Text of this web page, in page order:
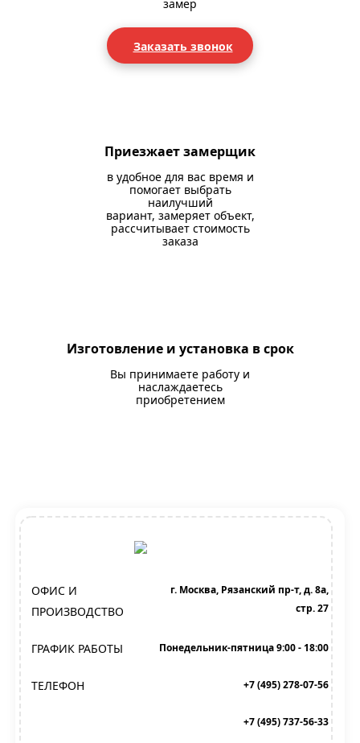
замер
Заказать звонок
Приезжает замерщик
в удобное для вас время и
помогает выбрать
наилучший
вариант, замеряет объект,
рассчитывает стоимость
заказа
Изготовление и установка в срок
Вы принимаете работу и
наслаждаетесь
приобретением
ОФИС И
ПРОИЗВОДСТВО
г. Москва, Рязанский пр-т, д. 8а,
стр. 27
ГРАФИК РАБОТЫ Понедельник-пятница 9:00 - 18:00
ТЕЛЕФОН +7 (495) 278-07-56
+7 (495) 737-56-33